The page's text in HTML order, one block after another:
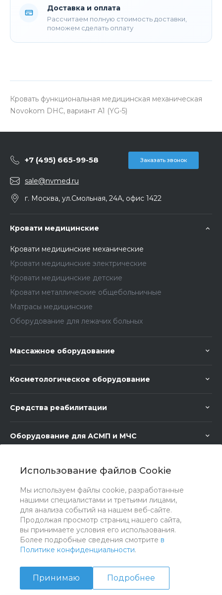
Использование файлов Cookie
Мы используем файлы cookie, разработанные
нашими специалистами и третьими лицами,
для анализа событий на нашем веб-сайте.
Продолжая просмотр страниц нашего сайта,
вы принимаете условия его использования.
Более подробные сведения смотрите в
Политике конфиденциальности.
Принимаю Подробнее
Доставка и оплата
Рассчитаем полную стоимость доставки,
поможем сделать оплату
Кровать функциональная медицинская механическая
Novokom DHC, вариант A1 (YG-5)
+7 (495) 665-99-58 Заказать звонок
sale@nvmed.ru
г. Москва, ул.Смольная, 24А, офис 1422
Кровати медицинские
Кровати медицинские механические
Кровати медицинские электрические
Кровати медицинские детские
Кровати металлические общебольничные
Матрасы медицинские
Оборудование для лежачих больных
Массажное оборудование
Косметологическое оборудование
Средства реабилитации
Оборудование для АСМП и МЧС
Медицинская мебель